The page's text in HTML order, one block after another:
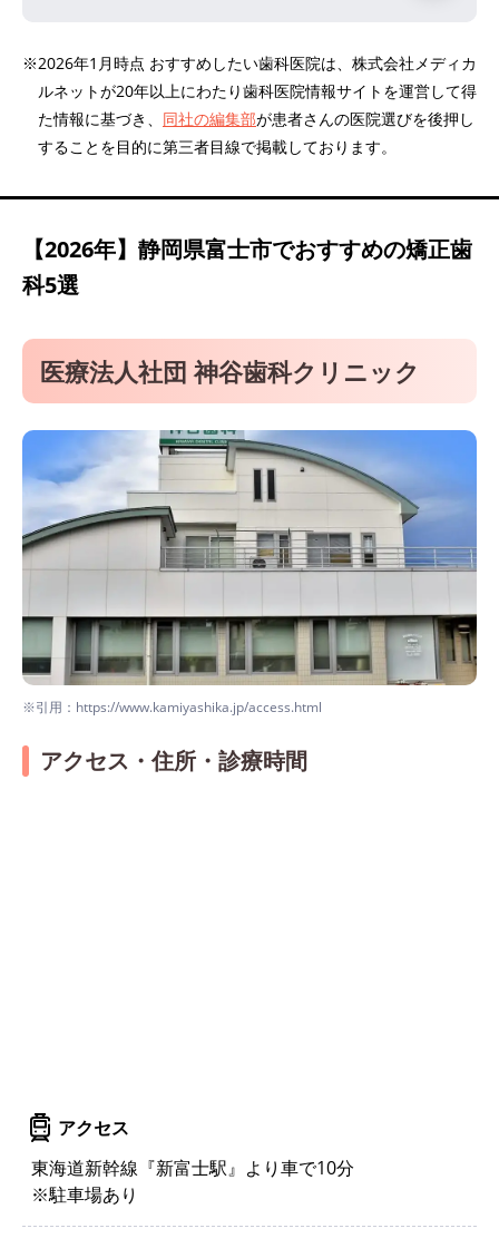
医療法人社団 神谷歯科クリニック
秋庭歯科 矯正歯科クリニック
斉藤歯科医院
宮本歯科
※2026年1月時点 おすすめしたい歯科医院は、株式会社メディカ
ルネットが20年以上にわたり歯科医院情報サイトを運営して得
た情報に基づき、 同社の編集部が患者さんの医院選びを後押し
することを目的に第三者目線で掲載しております。
【2026年】 静岡県富士市でおすすめの矯正歯
科5選
医療法人社団 神谷歯科クリニック
※引用：https://www.kamiyashika.jp/access.html
アクセス・住所・診療時間
アクセス
東海道新幹線『新富士駅』より車で10分
※駐車場あり